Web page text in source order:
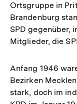
Ortsgruppe in
Brandenburg
SPD gegenüber,
Mitglieder, die
Anfang 1946
Bezirken
stark, doch im